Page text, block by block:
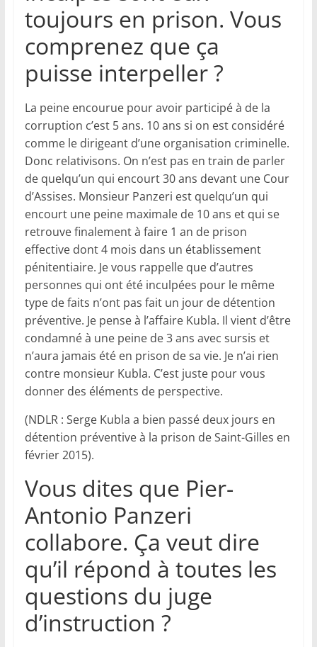
toujours en prison. Vous
comprenez que ça
puisse interpeller ?
La peine encourue pour avoir participé à de la
corruption c’est 5 ans. 10 ans si on est considéré
comme le dirigeant d’une organisation criminelle.
Donc relativisons. On n’est pas en train de parler
de quelqu’un qui encourt 30 ans devant une Cour
d’Assises. Monsieur Panzeri est quelqu’un qui
encourt une peine maximale de 10 ans et qui se
retrouve finalement à faire 1 an de prison
effective dont 4 mois dans un établissement
pénitentiaire. Je vous rappelle que d’autres
personnes qui ont été inculpées pour le même
type de faits n’ont pas fait un jour de détention
préventive. Je pense à l’affaire Kubla. Il vient d’être
condamné à une peine de 3 ans avec sursis et
n’aura jamais été en prison de sa vie. Je n’ai rien
contre monsieur Kubla. C’est juste pour vous
donner des éléments de perspective.
(NDLR : Serge Kubla a bien passé deux jours en
détention préventive à la prison de Saint-Gilles en
février 2015).
Vous dites que Pier-
Antonio Panzeri
collabore. Ça veut dire
qu’il répond à toutes les
questions du juge
d’instruction ?